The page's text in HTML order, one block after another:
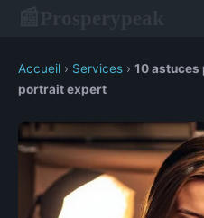
Accueil › Services › 10 astuces
portrait expert